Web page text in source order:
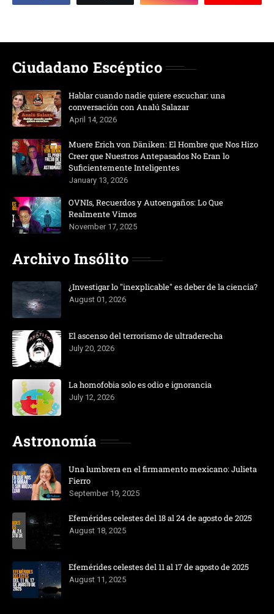
Ciudadano Escéptico
Hablar cuando nadie quiere escuchar: una
conversación con Analú Salazar
April 14, 2026
Muere Erich von Däniken: El Hombre que Nos Hizo
Creer que Nuestros Antepasados No Eran lo
Suficientemente Inteligentes
January 13, 2026
OVNIs, Recuerdos y Autoengaños: Lo Que
Realmente Vimos
November 17, 2025
Archivo Insólito
¿Investigar lo "inexplicable" es deber de la ciencia?
August 01, 2026
El ascenso del terrorismo de ultraderecha
July 20, 2026
La homofobia solo es odio e ignorancia
July 12, 2026
Astronomía
Una lumbrera en el firmamento mexicano: Julieta
Fierro
September 19, 2025
Efemérides celestes del 18 al 24 de agosto de 2025
August 18, 2025
Efemérides celestes del 11 al 17 de agosto de 2025
August 11, 2025